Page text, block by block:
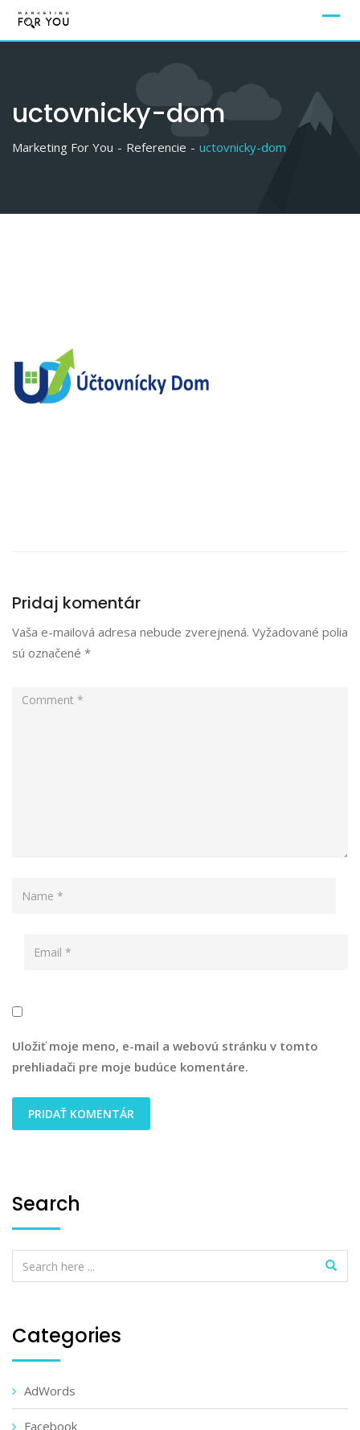
uctovnicky-dom
Marketing For You - Referencie - uctovnicky-dom
Pridaj komentár
Vaša e-mailová adresa nebude zverejnená. Vyžadované polia
sú označené *
Uložiť moje meno, e-mail a webovú stránku v tomto
prehliadači pre moje budúce komentáre.
Search
Categories
AdWords
Facebook